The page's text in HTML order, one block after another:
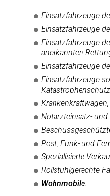
Einsatzfahrzeuge
Einsatzfahrzeuge
Einsatzfahrzeuge
anerkannten
Einsatzfahrzeuge
Einsatzfahrzeuge
Krankenkraftwagen,
Notarzteinsatz- und
Post, Funk- und
Spezialisierte
Rollstuhlgerechte
Wohnmobile.